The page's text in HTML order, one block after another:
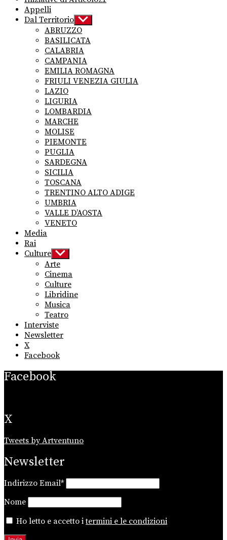
Appelli
Dal Territorio Show
sub
menu
ABRUZZO
BASILICATA
CALABRIA
CAMPANIA
EMILIA ROMAGNA
FRIULI VENEZIA GIULIA
LAZIO
LIGURIA
LOMBARDIA
MARCHE
MOLISE
PIEMONTE
PUGLIA
SARDEGNA
SICILIA
TOSCANA
TRENTINO ALTO ADIGE
UMBRIA
VALLE D’AOSTA
VENETO
Media
Rai
Culture Show
sub
menu
Arte
Cinema
Culture
Libridine
Musica
Teatro
Interviste
Newsletter
X
Facebook
Facebook
X
Tweets by Artventuno
Newsletter
Indirizzo Email*
Nome
Ho letto e accetto itermini e le condizioni